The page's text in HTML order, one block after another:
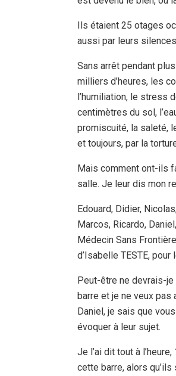
Ils étaient 25 otages
aussi par leurs
Sans arrêt pendant
milliers d’heures, les
l’humiliation, le stress
centimètres du sol,
promiscuité, la saleté,
et toujours, par la
Mais comment ont-ils
salle. Je leur dis mon
Edouard, Didier,
Marcos, Ricardo,
Médecin Sans
d’Isabelle TESTE,
Peut-être ne devrais-
barre et je ne veux pas
Daniel, je sais que
évoquer à leur sujet.
Je l’ai dit tout à
cette barre, alors